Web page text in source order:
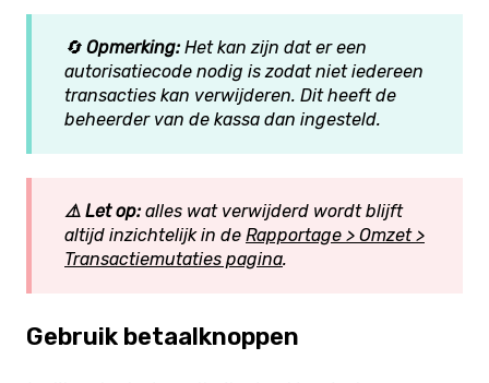
🔄 Opmerking: Het kan zijn dat er een
autorisatiecode nodig is zodat niet iedereen
transacties kan verwijderen. Dit heeft de
beheerder van de kassa dan ingesteld.
⚠️ Let op: alles wat verwijderd wordt blijft
altijd inzichtelijk in de Rapportage > Omzet >
Transactiemutaties pagina.
Gebruik betaalknoppen